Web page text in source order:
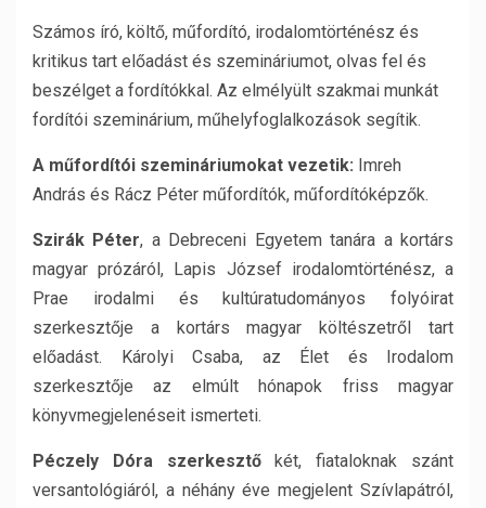
Számos író, költő, műfordító, irodalomtörténész és
kritikus tart előadást és szemináriumot, olvas fel és
beszélget a fordítókkal. Az elmélyült szakmai munkát
fordítói szeminárium, műhelyfoglalkozások segítik.
A műfordítói szemináriumokat vezetik: Imreh
András és Rácz Péter műfordítók, műfordítóképzők.
Szirák Péter, a Debreceni Egyetem tanára a kortárs
magyar prózáról, Lapis József irodalomtörténész, a
Prae irodalmi és kultúratudományos folyóirat
szerkesztője a kortárs magyar költészetről tart
előadást. Károlyi Csaba, az Élet és Irodalom
szerkesztője az elmúlt hónapok friss magyar
könyvmegjelenéseit ismerteti.
Péczely Dóra szerkesztőkét, fiataloknak szánt
versantológiáról, a néhány éve megjelent Szívlapátról,